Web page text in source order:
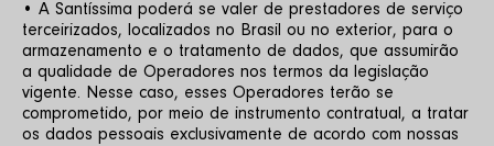
• A Santíssima poderá se valer de prestadores de serviço
terceirizados, localizados no Brasil ou no exterior, para o
armazenamento e o tratamento de dados, que assumirão
a qualidade de Operadores nos termos da legislação
vigente. Nesse caso, esses Operadores terão se
comprometido, por meio de instrumento contratual, a tratar
os dados pessoais exclusivamente de acordo com nossas